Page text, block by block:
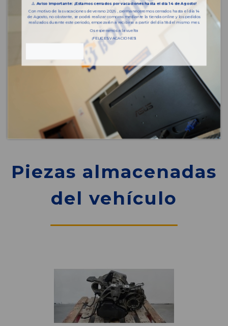
Piezas almacenadas
del vehículo
⚠️Aviso importante: ¡Estamos cerrados por vacaciones hasta el día 14 de Agosto!
Con motivo de las vacaciones de verano 2026 , permaneceremos cerrados hasta el día 14
de Agosto, no obstante, se podrá realizar compras mediante la tienda online y los pedidos
realizados durante este periodo, empezarán a recibirse a partir del día 18 del mismo mes.
Os esperamos a la vuelta
¡FELICES VACACIONES!